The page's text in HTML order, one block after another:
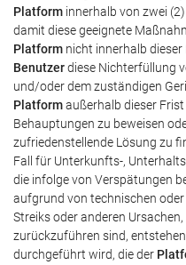
Platform innerhalb von zwei
damit diese geeignete
Platform nicht innerhalb
Benutzerdiese Nichterfüllung
und/oder dem zuständigen
Platformaußerhalb dieser
Behauptungen zu beweisen
zufriedenstellende Lösung zu
Fall für Unterkunfts-,
die infolge von Verspätungen
aufgrund von technischen
Streiks oder anderen
zurückzuführen sind,
durchgeführt wird, die der